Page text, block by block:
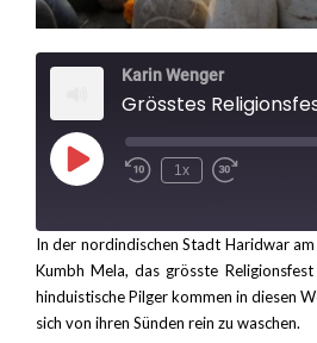
Karin Wenger
Grösstes
Play
Episode Rewind
1x
Fast
seconds
RSS FEED
TEILEN
LINK
In der nordindischen Stadt Haridwar
Kumbh Mela, das grösste
hinduistische Pilger kommen in diesen
sich von ihren Sünden rein zu waschen.